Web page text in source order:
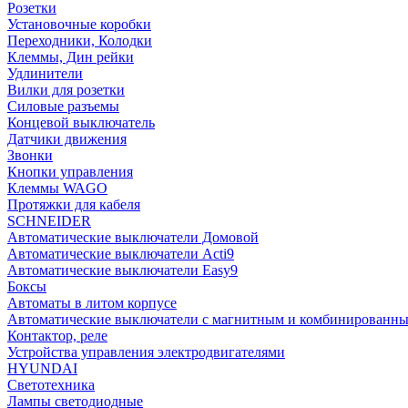
Розетки
Установочные коробки
Переходники, Колодки
Клеммы, Дин рейки
Удлинители
Вилки для розетки
Силовые разъемы
Концевой выключатель
Датчики движения
Звонки
Кнопки управления
Клеммы WAGO
Протяжки для кабеля
SCHNEIDER
Автоматические выключатели Домовой
Автоматические выключатели Acti9
Автоматические выключатели Easy9
Боксы
Автоматы в литом корпусе
Автоматические выключатели с магнитным и
Контактор, реле
Устройства управления электродвигателями
HYUNDAI
Светотехника
Лампы светодиодные